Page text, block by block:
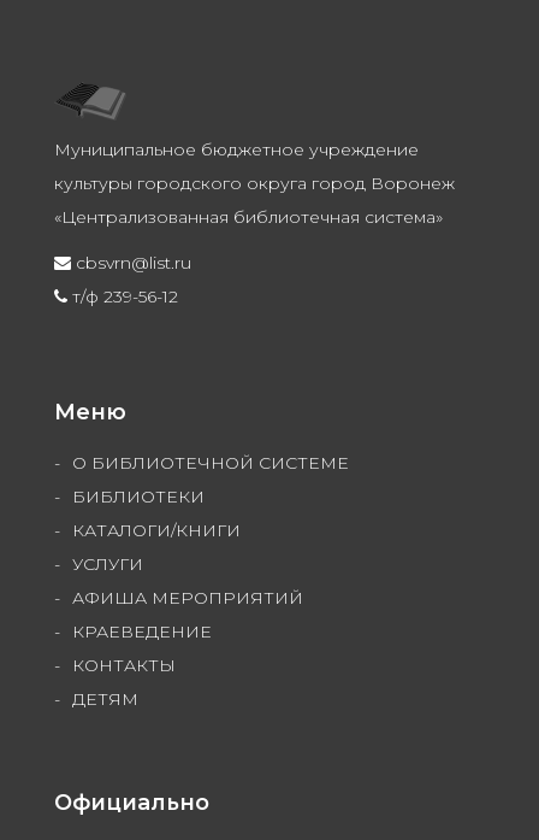
Муниципальное бюджетное учреждение
культуры городского округа город Воронеж
«Централизованная библиотечная система»
cbsvrn@list.ru
т/ф 239-56-12
Меню
О БИБЛИОТЕЧНОЙ СИСТЕМЕ
БИБЛИОТЕКИ
КАТАЛОГИ/КНИГИ
УСЛУГИ
АФИША МЕРОПРИЯТИЙ
КРАЕВЕДЕНИЕ
КОНТАКТЫ
ДЕТЯМ
Официально